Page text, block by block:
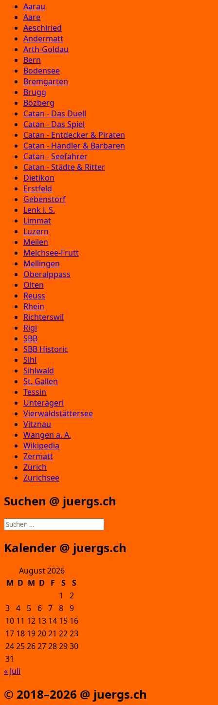
Aarau
Aare
Aeschiried
Andermatt
Arth-Goldau
Bern
Bodensee
Bremgarten
Brugg
Bözberg
Catan - Das Duell
Catan - Das Spiel
Catan - Entdecker & Piraten
Catan - Händler & Barbaren
Catan - Seefahrer
Catan - Städte & Ritter
Dietikon
Erstfeld
Gebenstorf
Lenk i. S.
Limmat
Luzern
Meilen
Melchsee-Frutt
Mellingen
Oberalppass
Olten
Reuss
Rhein
Richterswil
Rigi
SBB
SBB Historic
Sihl
Sihlwald
St. Gallen
Tessin
Unterägeri
Vierwaldstättersee
Vitznau
Wangen a. A.
Wikipedia
Zermatt
Zürich
Zürichsee
Suchen @ juergs.ch
Suchen
nach:
Kalender @ juergs.ch
August 2026
M D M D F S
S
1
2
3 4 5 6 7 8 9
10 11 12 13 14 15 16
17 18 192021 2223
24252627282930
31
« Juli
© 2018–2026 @ juergs.ch